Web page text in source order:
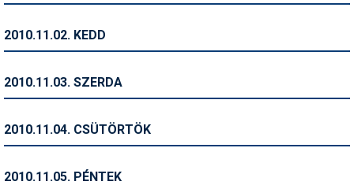
Ingatlan
Kerékpár
2010.11.02. KEDD
2010.11.03. SZERDA
2010.11.04. CSÜTÖRTÖK
2010.11.05. PÉNTEK